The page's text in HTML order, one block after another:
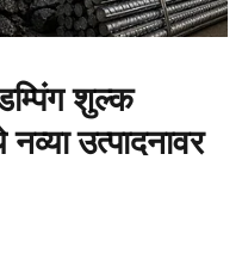
शुल्क
उत्पादनावर